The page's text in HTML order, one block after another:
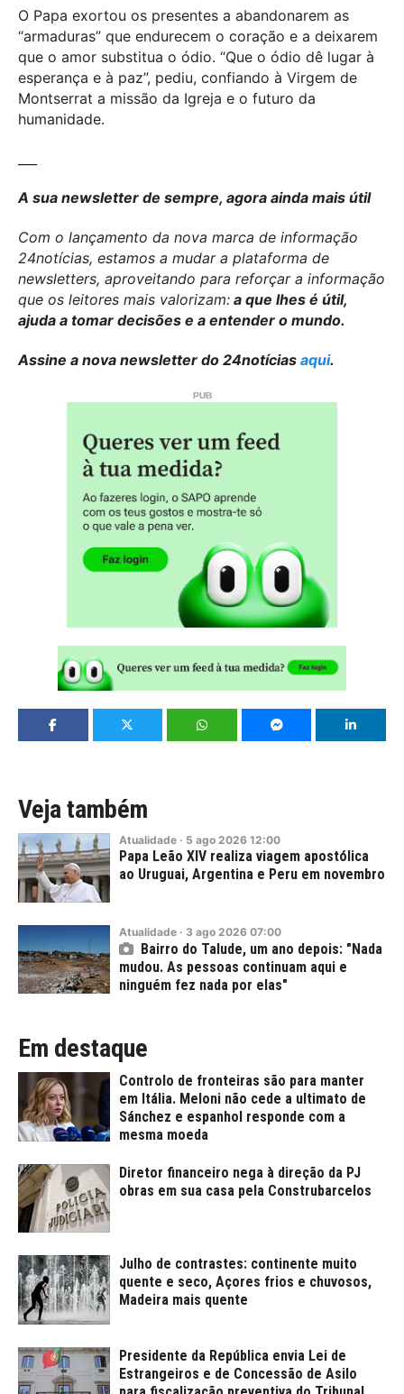
O Papa exortou os presentes a abandonarem as
“armaduras” que endurecem o coração e a deixarem
que o amor substitua o ódio. “Que o ódio dê lugar à
esperança e à paz”, pediu, confiando à Virgem de
Montserrat a missão da Igreja e o futuro da
humanidade.
A sua newsletter de sempre, agora ainda mais útil
Com o lançamento da nova marca de informação
24notícias, estamos a mudar a plataforma de
newsletters, aproveitando para reforçar a informação
que os leitores mais valorizam: a que lhes é útil,
ajuda a tomar decisões e a entender o mundo.
Assine a nova newsletter do 24notícias aqui.
Veja também
Atualidade · 5 ago 2026 12:00
Papa Leão XIV realiza viagem apostólica
ao Uruguai, Argentina e Peru em novembro
Atualidade · 3 ago 2026 07:00
Bairro do Talude, um ano depois: "Nada
mudou. As pessoas continuam aqui e
ninguém fez nada por elas"
Em destaque
Controlo de fronteiras são para manter
em Itália. Meloni não cede a ultimato de
Sánchez e espanhol responde com a
mesma moeda
Diretor financeiro nega à direção da PJ
obras em sua casa pela Construbarcelos
Julho de contrastes: continente muito
quente e seco, Açores frios e chuvosos,
Madeira mais quente
Presidente da República envia Lei de
Estrangeiros e de Concessão de Asilo